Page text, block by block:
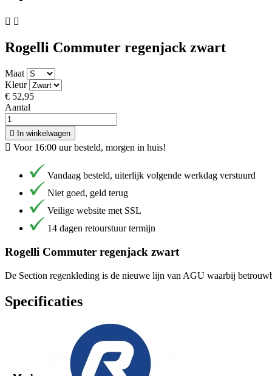
 
Rogelli Commuter regenjack zwart
Maat
Kleur
€ 52,95
Aantal
 In winkelwagen
 Voor 16:00 uur besteld, morgen in huis!
Vandaag besteld, uiterlijk volgende werkdag verstuurd
Niet goed, geld terug
Veilige website met SSL
14 dagen retourstuur termijn
Rogelli Commuter regenjack zwart
De Section regenkleding is de nieuwe lijn van AGU waarbij
Specificaties